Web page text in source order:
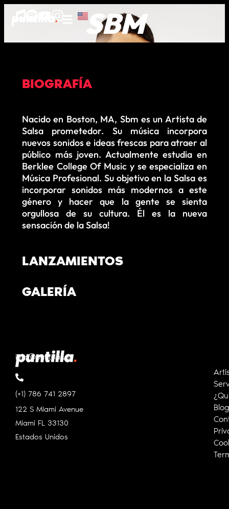
SBM
BIOGRAFÍA
LANZAMIENTOS
GALERÍA
Nacido en Boston, MA, Sbm es un Artista de
Salsa prometedor. Su música incorpora
nuevos sonidos e ideas frescas para atraer al
público más joven. Actualmente estudia en
Berklee College Of Music y se especializa en
Música Profesional. Su objetivo en la Salsa es
incorporar sonidos más modernos a este
género y hacer que la gente se sienta
orgullosa de su cultura. Él es la nueva
sensación de la Salsa!
info@puntilla.us
(+1) 786 741 2897
122 S Miami Avenue
Miami FL 33130
Estados Unidos